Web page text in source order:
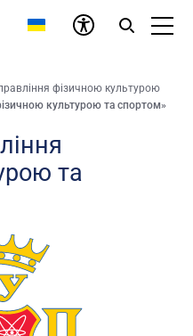
фізичною культурою
культурою та спортом»
та